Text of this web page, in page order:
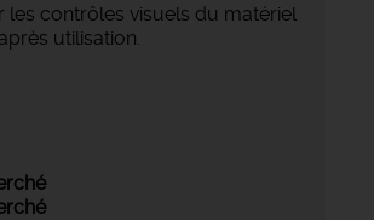
les contrôles visuels du matériel
utilisation.